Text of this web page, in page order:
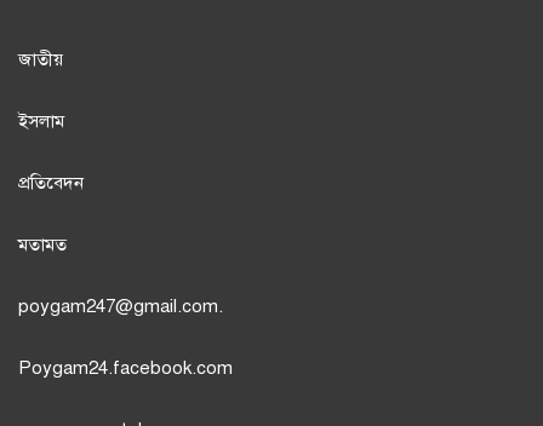
জাতীয়
ইসলাম
প্রতিবেদন
মতামত
poygam247@gmail.com.
Poygam24.facebook.com